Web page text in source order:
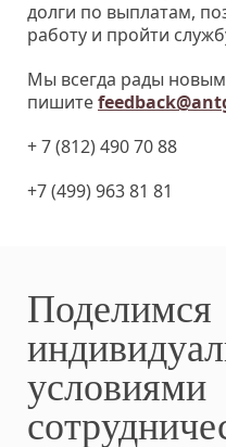
долги по выплатам,
работу и пройти
Мы всегда рады
пишите
+ 7 (812) 490 70 88
+7 (499) 963 81 81
Поделимся
условиями